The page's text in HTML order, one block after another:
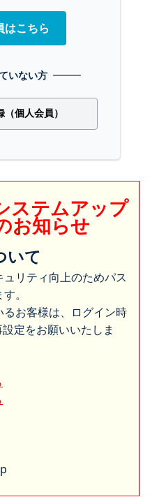
はこちら
いない方
個人会員）
ステムアップ
お知らせ
いて
リティ向上のためパス
。
お客様は、ログイン時
定をお願いいたしま